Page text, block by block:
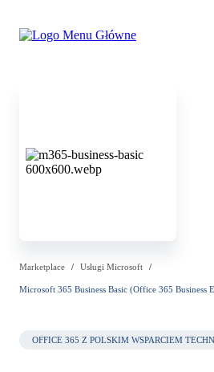
Marketplace Usługi Microsoft
Microsoft 365 Business Basic (Office 365 Business
OFFICE 365 Z POLSKIM WSPARCIEM